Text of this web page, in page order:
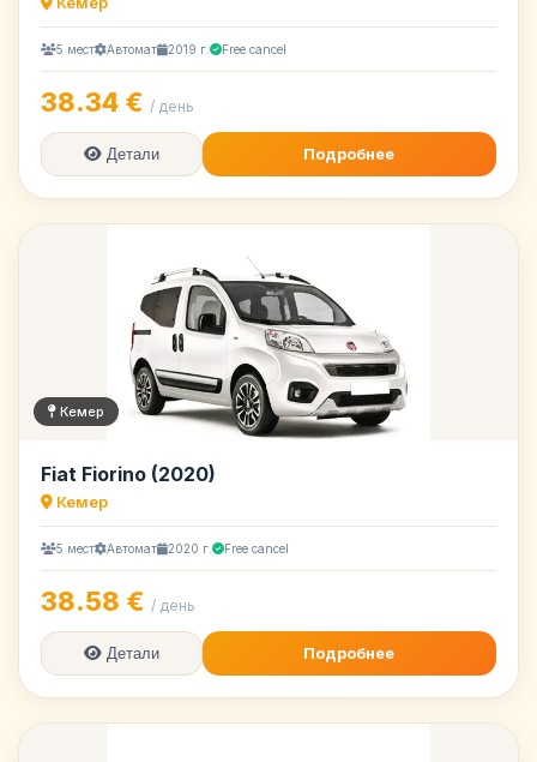
5 мест Автомат 2019 г. Free cancel
38.34 € / день
Детали Подробнее
Кемер
Fiat Fiorino (2020)
Кемер
5 мест Автомат 2020 г. Free cancel
38.58 € / день
Детали Подробнее